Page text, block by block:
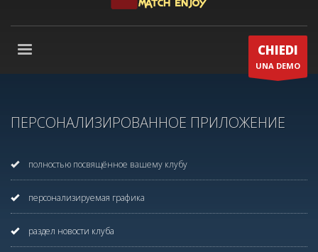
CHIEDI
UNA DEMO
ПЕРСОНАЛИЗИРОВАННОЕ ПРИЛОЖЕНИЕ
полностью посвящённое вашему клубу
персонализируемая графика
раздел новости клуба